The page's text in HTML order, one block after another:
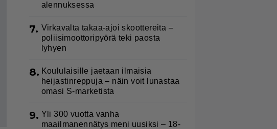
alennuksessa
7. Virkavalta takaa-ajoi skoottereita –
poliisimoottoripyörä teki paosta
lyhyen
8. Koululaisille jaetaan ilmaisia
heijastinreppuja – näin voit lunastaa
omasi S-marketista
9. Yli 300 vuotta vanha
maailmanennätys meni uusiksi – 18-